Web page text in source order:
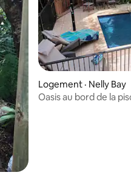
Logement · Nelly Bay
Oasis au bord de la